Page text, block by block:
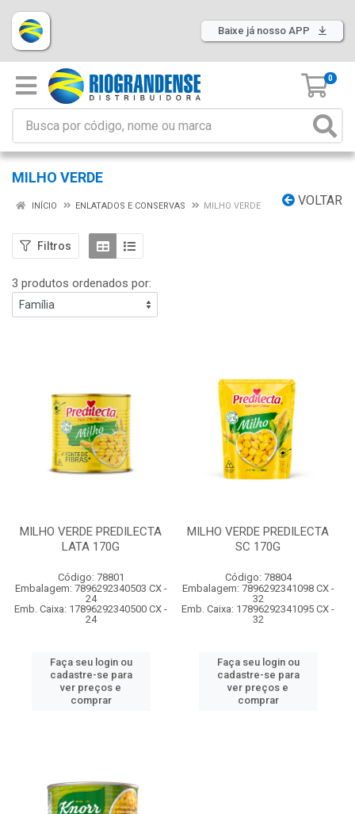
Baixe já nosso APP
0
MILHO VERDE
VOLTAR
INÍCIO ENLATADOS E CONSERVAS MILHO VERDE
Filtros
3 produtos ordenados por:
MILHO VERDE PREDILECTA
LATA 170G
Código: 78801
Embalagem: 7896292340503 CX -
24
Emb. Caixa: 17896292340500 CX -
24
Faça seu login ou
cadastre-se para
ver preços e
comprar
MILHO VERDE PREDILECTA
SC 170G
Código: 78804
Embalagem: 7896292341098 CX -
32
Emb. Caixa: 17896292341095 CX -
32
Faça seu login ou
cadastre-se para
ver preços e
comprar